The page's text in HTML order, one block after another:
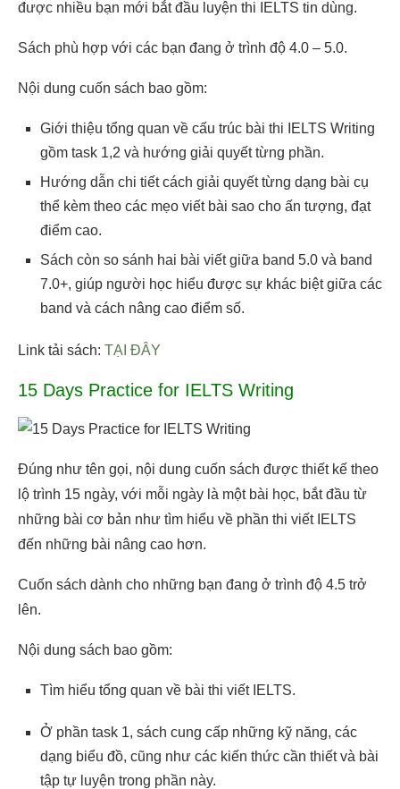
được nhiều bạn mới bắt đầu luyện thi IELTS tin dùng.
Sách phù hợp với các bạn đang ở trình độ 4.0 – 5.0.
Nội dung cuốn sách bao gồm:
Giới thiệu tổng quan về cấu trúc bài thi IELTS Writing
gồm task 1,2 và hướng giải quyết từng phần.
Hướng dẫn chi tiết cách giải quyết từng dạng bài cụ
thể kèm theo các mẹo viết bài sao cho ấn tượng, đạt
điểm cao.
Sách còn so sánh hai bài viết giữa band 5.0 và band
7.0+, giúp người học hiểu được sự khác biệt giữa các
band và cách nâng cao điểm số.
Link tải sách: TẠI ĐÂY
15 Days Practice for IELTS Writing
Đúng như tên gọi, nội dung cuốn sách được thiết kế theo
lộ trình 15 ngày, với mỗi ngày là một bài học, bắt đầu từ
những bài cơ bản như tìm hiểu về phần thi viết IELTS
đến những bài nâng cao hơn.
Cuốn sách dành cho những bạn đang ở trình độ 4.5 trở
lên.
Nội dung sách bao gồm:
Tìm hiểu tổng quan về bài thi viết IELTS.
Ở phần task 1, sách cung cấp những kỹ năng, các
dạng biểu đồ, cũng như các kiến thức cần thiết và bài
tập tự luyện trong phần này.